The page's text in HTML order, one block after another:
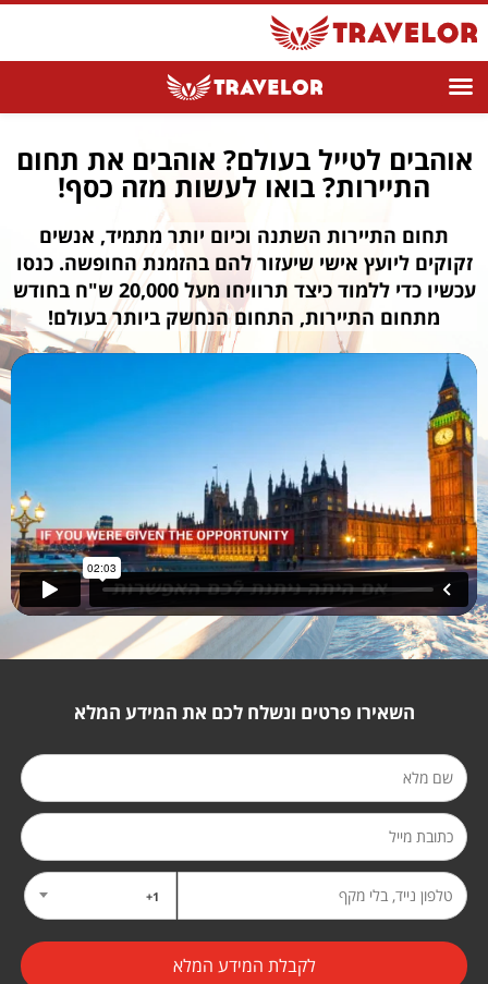
אוהבים לטייל בעולם? אוהבים את תחום
התיירות? בואו לעשות מזה כסף!
תחום התיירות השתנה וכיום יותר מתמיד, אנשים
זקוקים ליועץ אישי שיעזור להם בהזמנת החופשה. כנסו
עכשיו כדי ללמוד כיצד תרוויחו מעל 20,000 ש"ח בחודש
מתחום התיירות, התחום הנחשק ביותר בעולם!
השאירו פרטים ונשלח לכם את המידע המלא
1+